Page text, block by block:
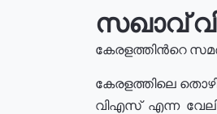
സഖാവ്
കേരളത്തിൻറെ
കേരളത്തിലെ
വിഎസ് എന്ന